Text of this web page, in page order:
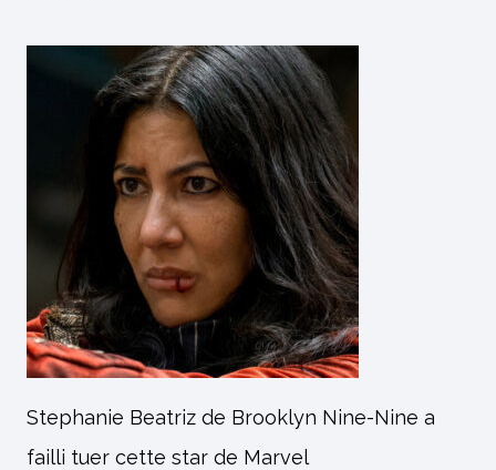
Stephanie Beatriz de Brooklyn Nine-Nine a
failli tuer cette star de Marvel